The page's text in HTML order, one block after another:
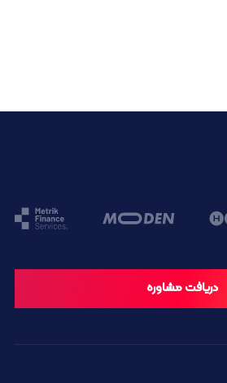
دریافت مشاوره